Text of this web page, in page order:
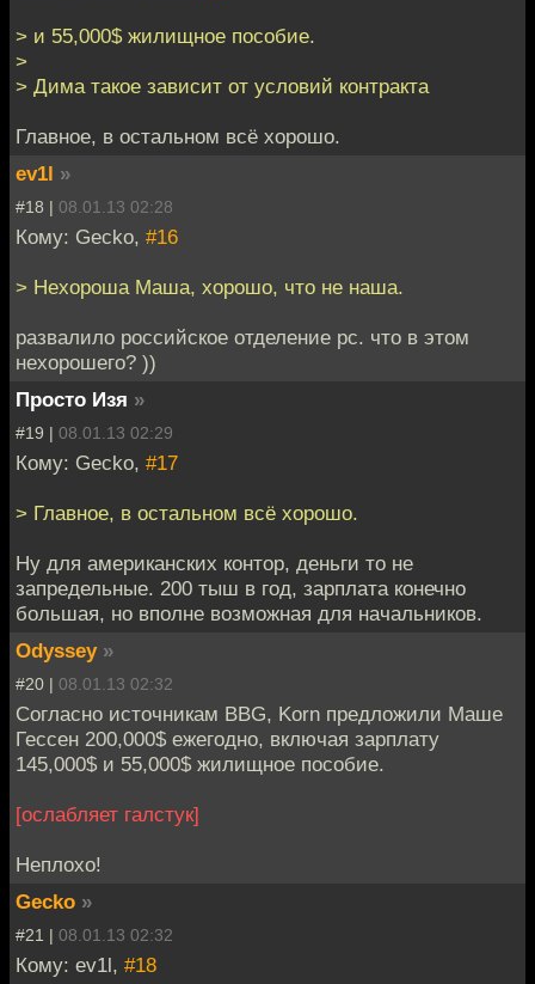
> и 55,000$ жилищное пособие.
>
> Дима такое зависит от условий контракта
Главное, в остальном всё хорошо.
ev1l »
#18 | 08.01.13 02:28
Кому: Gecko, #16
> Нехороша Маша, хорошо, что не наша.
развалило российское отделение рс. что в этом
нехорошего? ))
Просто Изя »
#19 | 08.01.13 02:29
Кому: Gecko, #17
> Главное, в остальном всё хорошо.
Ну для американских контор, деньги то не
запредельные. 200 тыш в год, зарплата конечно
большая, но вполне возможная для начальников.
Odyssey »
#20 | 08.01.13 02:32
Соглaсно источникам BBG, Korn предложили Маше
Гессен 200,000$ ежегoдно, включая зарплату
145,000$ и 55,000$ жилищное пособие.
[ослабляет галстук]
Неплохо!
Gecko »
#21 | 08.01.13 02:32
Кому: ev1l, #18